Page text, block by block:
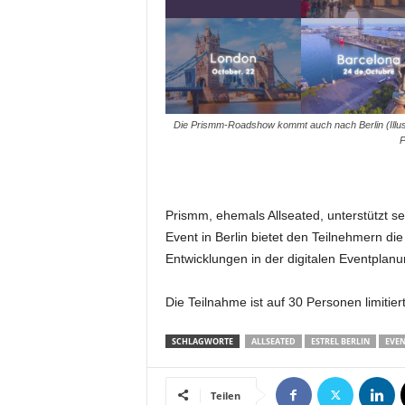
Die Prismm-Roadshow kommt auch nach Berlin
Prismm, ehemals Allseated, unterstützt
Event in Berlin bietet den Teilnehmern
Entwicklungen in der digitalen
Die Teilnahme ist auf 30 Personen
SCHLAGWORTE ALLSEATED ESTREL BERLIN
Teilen